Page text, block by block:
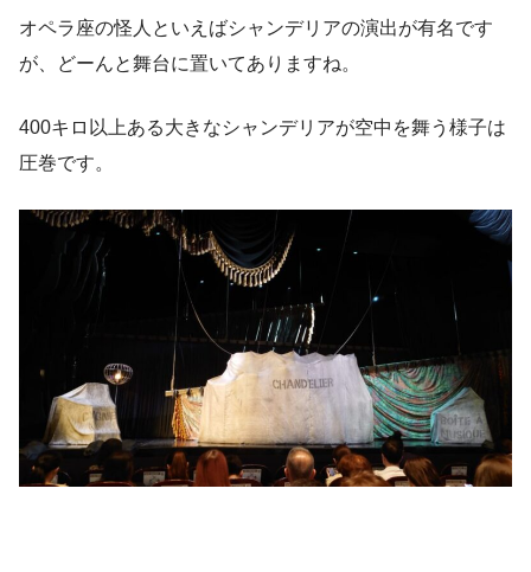
オペラ座の怪人といえばシャンデリアの演出が有名です
が、どーんと舞台に置いてありますね。
400キロ以上ある大きなシャンデリアが空中を舞う様子は
圧巻です。